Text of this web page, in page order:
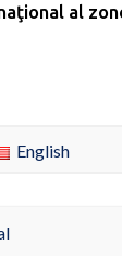
al
English